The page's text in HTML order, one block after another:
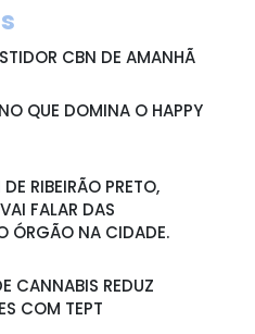
CBN DE AMANHÃ
QUE DOMINA O HAPPY
RIBEIRÃO PRETO,
FALAR DAS
ÓRGÃO NA CIDADE.
CANNABIS REDUZ
COM TEPT